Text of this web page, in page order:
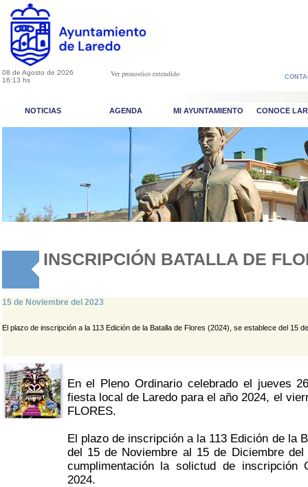
08 de Agosto de 2026
16:13 hs
Ver pronostico extendido
NOTICIAS AGENDA MI AYUNTAMIENTO CONOCE
INSCRIPCIÓN BATALLA DE
15 de Noviembre del 2023
El plazo de inscripción a la 113 Edición de la Batalla de Flores (2024), se establece del 15
En el Pleno Ordinario celebrado el jueves
fiesta local de Laredo para el año 2024, el
FLORES.
El plazo de inscripción a la 113 Edición de la
del 15 de Noviembre al 15 de Diciembre
cumplimentación la solictud de inscripción
2024.